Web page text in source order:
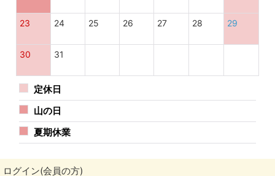
23 24 25 26 27 28 29
30 31
定休日
山の日
夏期休業
ログイン(会員の方)